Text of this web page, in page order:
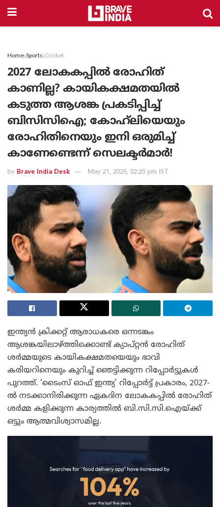
Home Sports Cricket
2027 ലോകകപ്പിൽ രോഹിത്
കാണില്ല? കായികക്ഷമതയിൽ
കടുത്ത ആശങ്ക പ്രകടിപ്പിച്ച്
ബിസിസിഐ; കോഹ്‌ലിയെയും
രോഹിതിനെയും ഇനി ഒരുമിച്ച്
കാണേണ്ടെന്ന് സെലക്ടർമാർ!
by Brave India Desk May 21, 2026, 02:20 pm IST
ഇന്ത്യൻ ക്രിക്കറ്റ് ആരാധകരെ ഒന്നടങ്കം
ആശങ്കയിലാഴ്ത്തിക്കൊണ്ട് ക്യാപ്റ്റൻ രോഹിത്
ശർമ്മയുടെ കായികക്ഷമതയെയും ഭാവി
കരിയറിനെയും കുറിച്ച് ഞെട്ടിക്കുന്ന റിപ്പോർട്ടുകൾ
പുറത്ത്. ‘ടൈംസ് ഓഫ് ഇന്ത്യ’ റിപ്പോർട്ട് പ്രകാരം, 2027-
ൽ നടക്കാനിരിക്കുന്ന ഏകദിന ലോകകപ്പിൽ രോഹിത്
ശർമ്മ കളിക്കുന്ന കാര്യത്തിൽ ബി.സി.സി.ഐയ്ക്ക്
ഒട്ടും ആത്മവിശ്വാസമില്ല.